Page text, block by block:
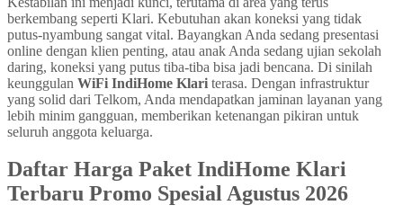
berkembang seperti Klari. Kebutuhan akan koneksi yang tidak
putus-nyambung sangat vital. Bayangkan Anda sedang presentasi
online dengan klien penting, atau anak Anda sedang ujian sekolah
daring, koneksi yang putus tiba-tiba bisa jadi bencana. Di sinilah
keunggulan WiFi IndiHome Klari terasa. Dengan infrastruktur
yang solid dari Telkom, Anda mendapatkan jaminan layanan yang
lebih minim gangguan, memberikan ketenangan pikiran untuk
seluruh anggota keluarga.
Daftar Harga Paket IndiHome Klari
Terbaru Promo Spesial Agustus 2026